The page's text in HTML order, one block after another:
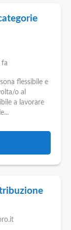
fa
flessibile e
o al
a lavorare